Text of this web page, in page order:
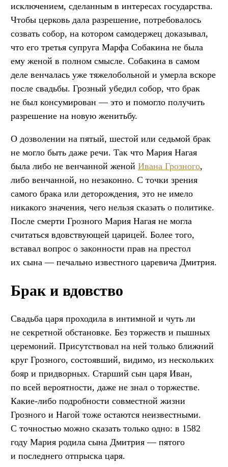
исключением, сделанным в интересах государства.
Чтобы церковь дала разрешение, потребовалось
созвать собор, на котором самодержец доказывал,
что его третья супруга Марфа Собакина не была
ему женой в полном смысле. Собакина в самом
деле венчалась уже тяжелобольной и умерла вскоре
после свадьбы. Грозный убедил собор, что брак
не был консумирован — это и помогло получить
разрешение на новую женитьбу.
О дозволении на пятый, шестой или седьмой брак
не могло быть даже речи. Так что Мария Нагая
была либо не венчанной женой Ивана Грозного,
либо венчанной, но незаконно. С точки зрения
самого брака или деторождения, это не имело
никакого значения, чего нельзя сказать о политике.
После смерти Грозного Мария Нагая не могла
считаться вдовствующей царицей. Более того,
вставал вопрос о законности прав на престол
их сына — печально известного царевича Дмитрия.
Брак и вдовство
Свадьба царя проходила в интимной и чуть ли
не секретной обстановке. Без торжеств и пышных
церемоний. Присутствовал на ней только ближний
круг Грозного, состоявший, видимо, из нескольких
бояр и придворных. Старший сын царя Иван,
по всей вероятности, даже не знал о торжестве.
Какие-либо подробности совместной жизни
Грозного и Нагой тоже остаются неизвестными.
С точностью можно сказать только одно: в 1582
году Мария родила сына Дмитрия — пятого
и последнего отпрыска царя.